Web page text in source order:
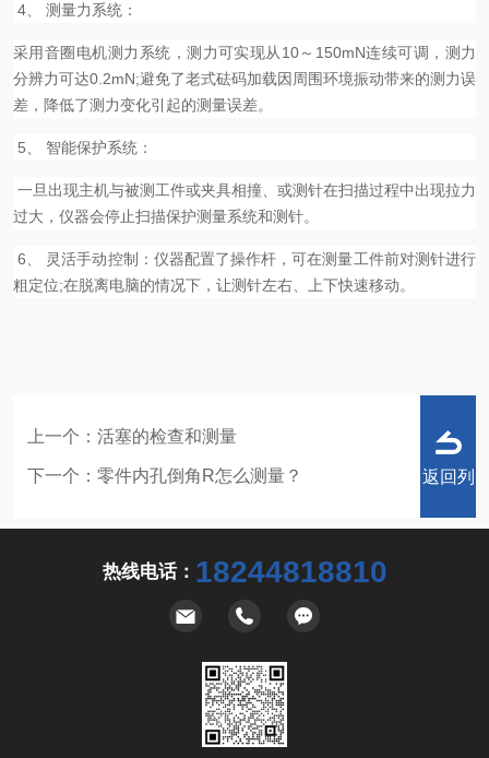
4、 测量力系统：
采用音圈电机测力系统，测力可实现从10～150mN连续可调，测力
分辨力可达0.2mN;避免了老式砝码加载因周围环境振动带来的测力误
差，降低了测力变化引起的测量误差。
5、 智能保护系统：
一旦出现主机与被测工件或夹具相撞、或测针在扫描过程中出现拉力
过大，仪器会停止扫描保护测量系统和测针。
6、 灵活手动控制：仪器配置了操作杆，可在测量工件前对测针进行
粗定位;在脱离电脑的情况下，让测针左右、上下快速移动。
上一个： 活塞的检查和测量
下一个： 零件内孔倒角R怎么测量？ 返回列
热线电话： 18244818810